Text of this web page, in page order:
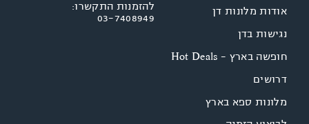
אודות מלונות דן
נגישות בדן
חופשה בארץ - Hot Deals
דרושים
מלונות ספא בארץ
להזמנות התקשרו:
03-7408949